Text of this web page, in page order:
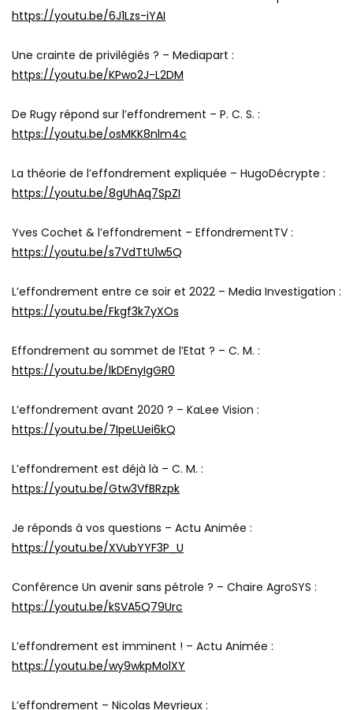
https://youtu.be/6J1Lzs-iYAI
Une crainte de privilégiés ? – Mediapart :
https://youtu.be/KPwo2J-L2DM
De Rugy répond sur l’effondrement – P. C. S. :
https://youtu.be/osMKK8nlm4c
La théorie de l’effondrement expliquée – HugoDécrypte :
https://youtu.be/8gUhAq7SpZI
Yves Cochet & l’effondrement – EffondrementTV :
https://youtu.be/s7VdTtU1w5Q
L’effondrement entre ce soir et 2022 – Media Investigation :
https://youtu.be/Fkgf3k7yXOs
Effondrement au sommet de l’Etat ? – C. M. :
https://youtu.be/lkDEnyIgGR0
L’effondrement avant 2020 ? – KaLee Vision :
https://youtu.be/7IpeLUei6kQ
L’effondrement est déjà là – C. M. :
https://youtu.be/Gtw3VfBRzpk
Je réponds à vos questions – Actu Animée :
https://youtu.be/XVubYYF3P_U
Conférence Un avenir sans pétrole ? – Chaire AgroSYS :
https://youtu.be/kSVA5Q79Urc
L’effondrement est imminent ! – Actu Animée :
https://youtu.be/wy9wkpMolXY
L’effondrement – Nicolas Meyrieux :